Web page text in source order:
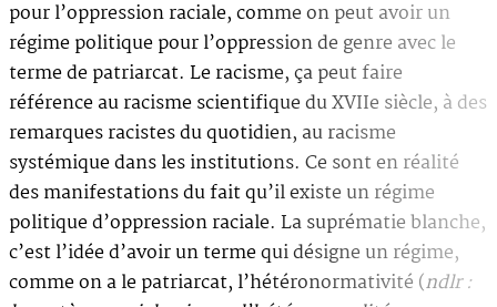
pour l’oppression raciale, comme on peut avoir un
régime politique pour l’oppression de genre avec le
terme de patriarcat. Le racisme, ça peut faire
référence au racisme scientifique du XVIIe siècle, à des
remarques racistes du quotidien, au racisme
systémique dans les institutions. Ce sont en réalité
des manifestations du fait qu’il existe un régime
politique d’oppression raciale. La suprématie blanche,
c’est l’idée d’avoir un terme qui désigne un régime,
comme on a le patriarcat, l’hétéronormativité (ndlr :